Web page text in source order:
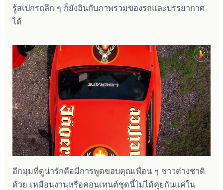
รู้สเปกรถลึก ๆ ก็ยังอินกับภาพรวมของรถและบรรยากาศ
ได้
อีกมุมที่ดูน่ารักคือมีการพูดขอบคุณเพื่อน ๆ ชาวต่างชาติ
ด้วย เหมือนงานหรือคอนเทนต์ชุดนี้ไม่ได้คุยกันแค่ใน